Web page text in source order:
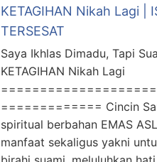
KETAGIHAN Nikah Lagi |
TERSESAT
Saya Ikhlas Dimadu, Tapi
KETAGIHAN Nikah Lagi
============= Cincin
spiritual berbahan EMAS
manfaat sekaligus yakni